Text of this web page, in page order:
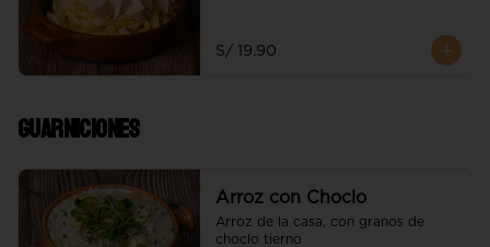
S/ 19.90
Guarniciones
Arroz con Choclo
Arroz de la casa, con granos de
choclo tierno